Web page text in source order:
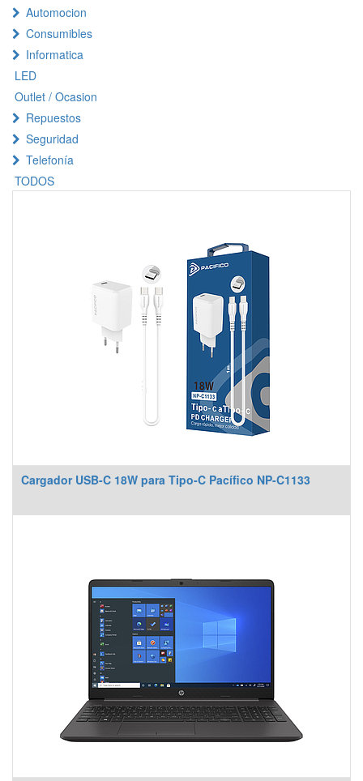
Automocion
Consumibles
Informatica
LED
Outlet / Ocasion
Repuestos
Seguridad
Telefonía
TODOS
Cargador USB-C 18W para Tipo-C Pacífico NP-C1133